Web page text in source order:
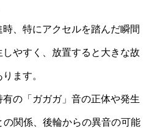
、特にアクセルを踏んだ瞬間
やすく、放置すると大きな故
ます。
の「ガガガ」音の正体や発生
関係、後輪からの異音の可能